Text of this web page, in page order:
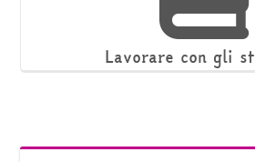
Lavorare con gli